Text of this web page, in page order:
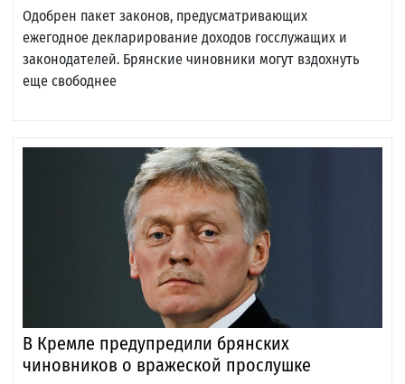
Одобрен пакет законов, предусматривающих
ежегодное декларирование доходов госслужащих и
законодателей. Брянские чиновники могут вздохнуть
еще свободнее
В Кремле предупредили брянских
чиновников о вражеской прослушке